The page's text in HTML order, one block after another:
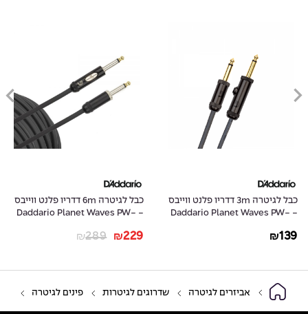
כבל לגיטרה 3m דדריו פלנט ווייבס
- Daddario Planet Waves PW-
₪139
כבל לגיטרה 6m דדריו פלנט ווייבס
- Daddario Planet Waves PW-
₪289 ₪229
אביזרים לגיטרה שדרוגים לגיטרות פינים לגיטרה